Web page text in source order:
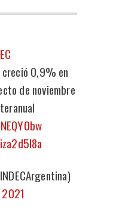
creció 0,9% en
de noviembre